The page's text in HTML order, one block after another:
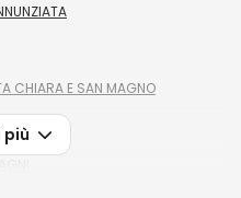
CHIARA E SAN MAGNO
più